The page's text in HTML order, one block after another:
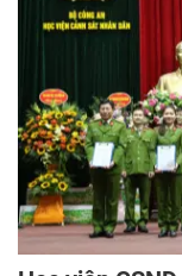
chí Trần Hoàng
Chính trị tỉnh